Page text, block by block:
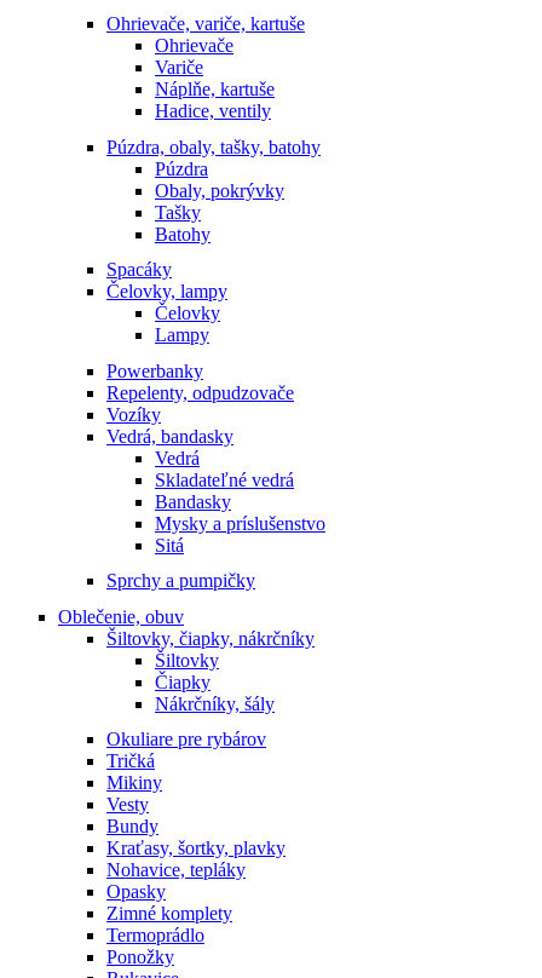
Ohrievače, variče, kartuše
Ohrievače
Variče
Náplňe, kartuše
Hadice, ventily
Púzdra, obaly, tašky, batohy
Púzdra
Obaly, pokrývky
Tašky
Batohy
Spacáky
Čelovky, lampy
Čelovky
Lampy
Powerbanky
Repelenty, odpudzovače
Vozíky
Vedrá, bandasky
Vedrá
Skladateľné vedrá
Bandasky
Mysky a príslušenstvo
Sitá
Sprchy a pumpičky
Oblečenie, obuv
Šiltovky, čiapky, nákrčníky
Šiltovky
Čiapky
Nákrčníky, šály
Okuliare pre rybárov
Tričká
Mikiny
Vesty
Bundy
Kraťasy, šortky, plavky
Nohavice, tepláky
Opasky
Zimné komplety
Termoprádlo
Ponožky